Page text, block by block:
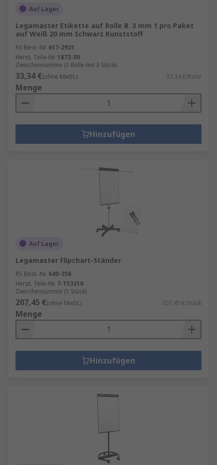
Auf Lager
Legamaster Etikette auf Rolle B. 3 mm 1 pro Paket
auf Weiß 20 mm Schwarz Kunststoff
RS Best.-Nr. 617-2921
Herst. Teile-Nr. 1872-00
Zwischensumme (1 Rolle mit 3 Stück)
33,34 €(ohne MwSt.) 33,34 €/Rolle
Menge
Hinzufügen
Auf Lager
Legamaster Flipchart-Ständer
RS Best.-Nr. 640-356
Herst. Teile-Nr. 7-153310
Zwischensumme (1 Stück)
207,45 €(ohne MwSt.) 207,45 €/Stück
Menge
Hinzufügen